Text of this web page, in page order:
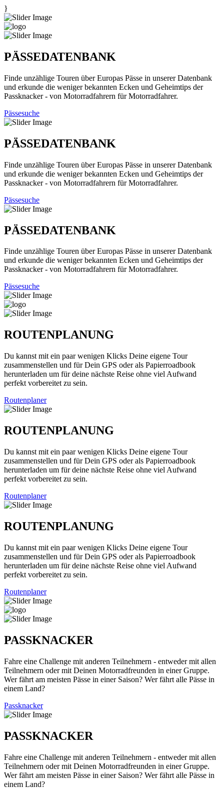
}
PÄSSEDATENBANK
Finde unzählige Touren über Europas Pässe in unserer Datenbank
und erkunde die weniger bekannten Ecken und Geheimtips der
Passknacker - von Motorradfahrern für Motorradfahrer.
Pässesuche
PÄSSEDATENBANK
Finde unzählige Touren über Europas Pässe in unserer Datenbank
und erkunde die weniger bekannten Ecken und Geheimtips der
Passknacker - von Motorradfahrern für Motorradfahrer.
Pässesuche
PÄSSEDATENBANK
Finde unzählige Touren über Europas Pässe in unserer Datenbank
und erkunde die weniger bekannten Ecken und Geheimtips der
Passknacker - von Motorradfahrern für Motorradfahrer.
Pässesuche
ROUTENPLANUNG
Du kannst mit ein paar wenigen Klicks Deine eigene Tour
zusammenstellen und für Dein GPS oder als Papierroadbook
herunterladen um für deine nächste Reise ohne viel Aufwand
perfekt vorbereitet zu sein.
Routenplaner
ROUTENPLANUNG
Du kannst mit ein paar wenigen Klicks Deine eigene Tour
zusammenstellen und für Dein GPS oder als Papierroadbook
herunterladen um für deine nächste Reise ohne viel Aufwand
perfekt vorbereitet zu sein.
Routenplaner
ROUTENPLANUNG
Du kannst mit ein paar wenigen Klicks Deine eigene Tour
zusammenstellen und für Dein GPS oder als Papierroadbook
herunterladen um für deine nächste Reise ohne viel Aufwand
perfekt vorbereitet zu sein.
Routenplaner
PASSKNACKER
Fahre eine Challenge mit anderen Teilnehmern - entweder mit allen
Teilnehmern oder mit Deinen Motorradfreunden in einer Gruppe.
Wer fährt am meisten Pässe in einer Saison? Wer fährt alle Pässe in
einem Land?
Passknacker
PASSKNACKER
Fahre eine Challenge mit anderen Teilnehmern - entweder mit allen
Teilnehmern oder mit Deinen Motorradfreunden in einer Gruppe.
Wer fährt am meisten Pässe in einer Saison? Wer fährt alle Pässe in
einem Land?